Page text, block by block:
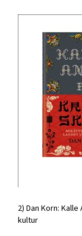
2) Dan Korn:
kultur